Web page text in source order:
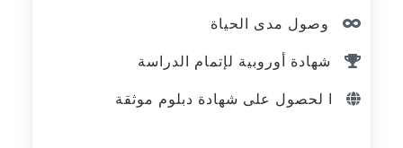
وصول مدى الحياة
شهادة أوروبية لإتمام الدراسة
ا لحصول على شهادة دبلوم موثقة